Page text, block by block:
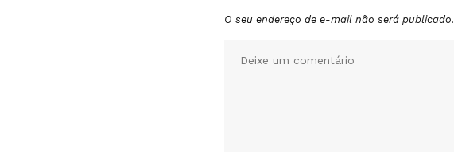
O seu endereço de e-mail não será publicado.